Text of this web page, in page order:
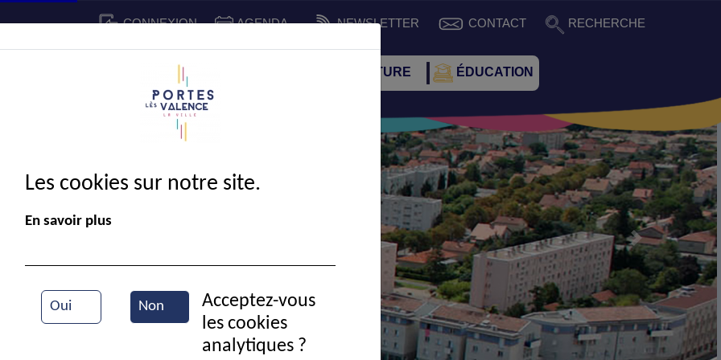
CONNEXION AGENDA NEWSLETTER CONTACT RECHERCHE
CADRE DE VIE SPORT ET CULTURE ÉDUCATION
La mairie de Portes-lès-Valence
Suivant
Les cookies sur notre site.
En savoir plus
Oui Non
Acceptez-vous
les cookies
analytiques ?